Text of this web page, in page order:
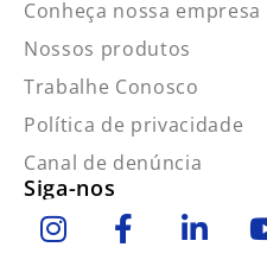
Conheça nossa empresa
Nossos produtos
Trabalhe Conosco
Política de privacidade
Canal de denúncia
Siga-nos